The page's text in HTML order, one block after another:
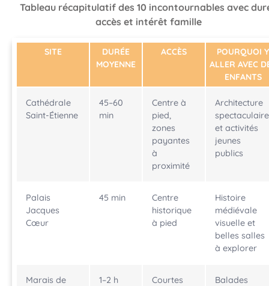
Tableau récapitulatif des 10 incontournables avec
accès et intérêt famille
SITE
DURÉE
MOYENNE
ACCÈS
POURQUOI Y
ALLER AVEC
ENFANTS
Cathédrale
Saint-Étienne
45–60
min
Centre à
pied,
zones
payantes
à
proximité
Architecture
spectaculaire
et activités
jeunes
publics
Palais
Jacques
Cœur
45 min
Centre
historique
à pied
Histoire
médiévale
visuelle et
belles salles
à explorer
Marais de
1–2 h
Courtes
Balades